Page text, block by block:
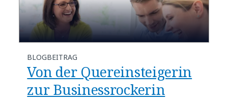
BLOGBEITRAG
Von der Quereinsteigerin
zur Businessrockerin